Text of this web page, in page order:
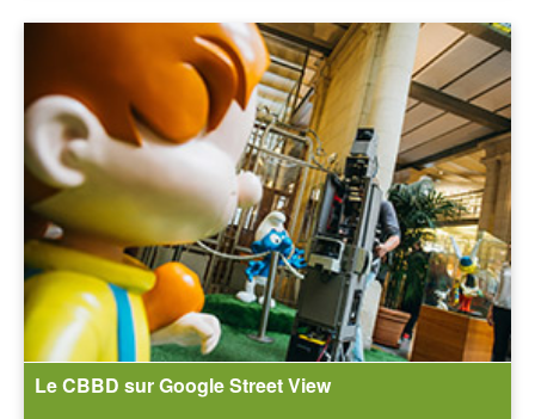
Le CBBD sur Google Street View